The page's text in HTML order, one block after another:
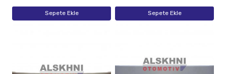
Sepete Ekle Sepete Ekle